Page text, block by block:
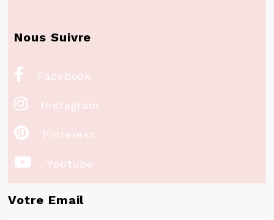
Nous Suivre
 Facebook
 Instagram
 Pinterest
 Youtube
Votre Email